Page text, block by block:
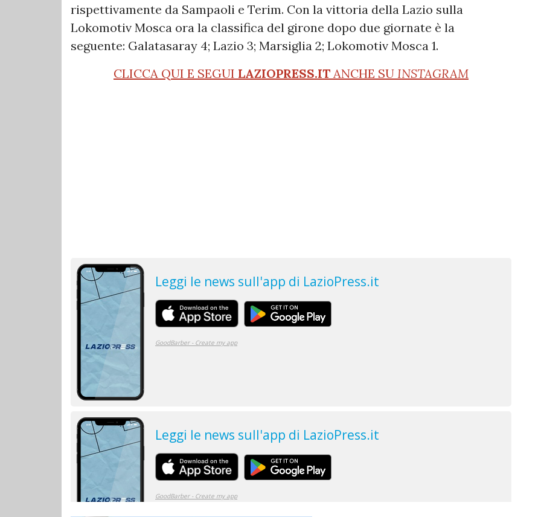
rispettivamente da Sampaoli e Terim. Con la vittoria della Lazio sulla
Lokomotiv Mosca ora la classifica del girone dopo due giornate è la
seguente: Galatasaray 4; Lazio 3; Marsiglia 2; Lokomotiv Mosca 1.
CLICCA QUI E SEGUI LAZIOPRESS.IT ANCHE SU INSTAGRAM